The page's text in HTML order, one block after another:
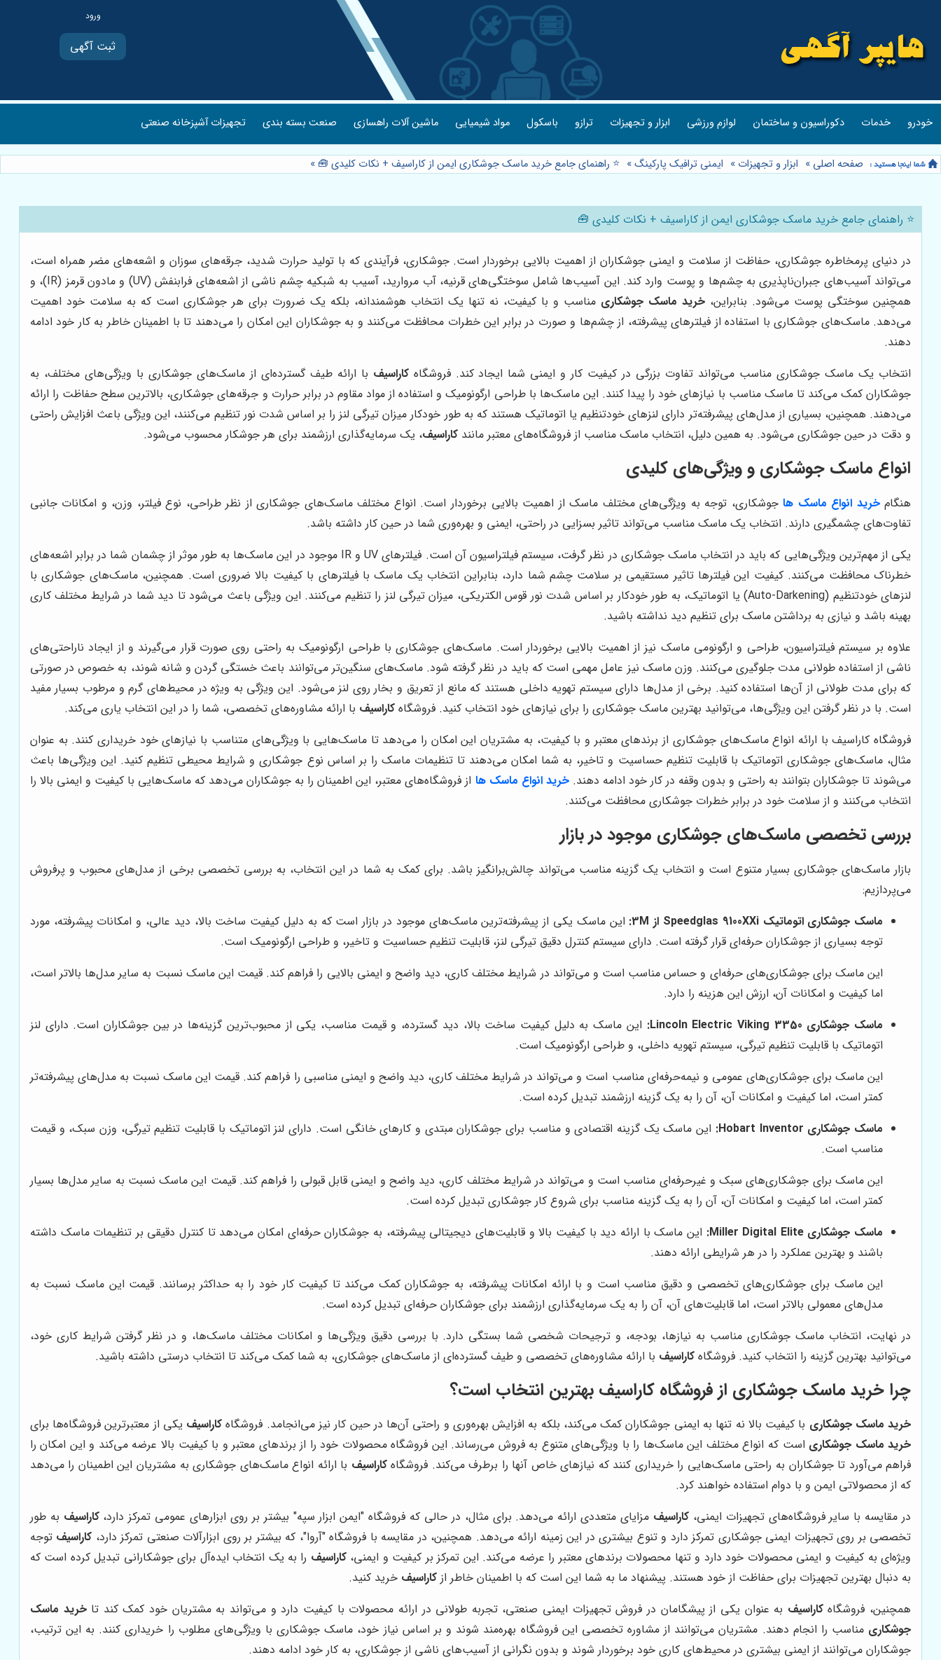
ثبت آگهی
خودرو خدمات دکوراسیون و ساختمان لوازم ورزشی ابزار و تجهیزات ترازو باسکول مواد شیمیایی ماشین آلات راهسازی صنعت بسته بندی تجهیزات آشپزخانه صنعتی
صفحه اصلی » ابزار و تجهیزات » ایمنی ترافیک پارکینگ» ⭐️ راهنمای جامع خرید ماسک جوشکاری ایمن از کاراسیف + نکات کلیدی 🧰 »
⭐️ راهنمای جامع خرید ماسک جوشکاری ایمن از کاراسیف + نکات کلیدی 🧰
در دنیای پرمخاطره جوشکاری، حفاظت از سلامت و ایمنی جوشکاران از اهمیت بالایی برخوردار است. جوشکاری، فرآیندی که با تولید حرارت شدید، جرقه‌های سوزان و اشعه‌های مضر همراه است،
می‌تواند آسیب‌های جبران‌ناپذیری به چشم‌ها و پوست وارد کند. این آسیب‌ها شامل سوختگی‌های قرنیه، آب مروارید، آسیب به شبکیه چشم ناشی از اشعه‌های فرابنفش (UV) و مادون قرمز (IR)، و
همچنین سوختگی پوست می‌شود. بنابراین، خرید ماسک جوشکاری مناسب و با کیفیت، نه تنها یک انتخاب هوشمندانه، بلکه یک ضرورت برای هر جوشکاری است که به سلامت خود اهمیت
می‌دهد. ماسک‌های جوشکاری با استفاده از فیلترهای پیشرفته، از چشم‌ها و صورت در برابر این خطرات محافظت می‌کنند و به جوشکاران این امکان را می‌دهند تا با اطمینان خاطر به کار خود ادامه
دهند.
انتخاب یک ماسک جوشکاری مناسب می‌تواند تفاوت بزرگی در کیفیت کار و ایمنی شما ایجاد کند. فروشگاهکاراسیف با ارائه طیف گسترده‌ای از ماسک‌های جوشکاری با ویژگی‌های مختلف، به
جوشکاران کمک می‌کند تا ماسک مناسب با نیازهای خود را پیدا کنند. این ماسک‌ها با طراحی ارگونومیک و استفاده از مواد مقاوم در برابر حرارت و جرقه‌های جوشکاری، بالاترین سطح حفاظت را ارائه
می‌دهند. همچنین، بسیاری از مدل‌های پیشرفته‌تر دارای لنزهای خودتنظیم یا اتوماتیک هستند که به طور خودکار میزان تیرگی لنز را بر اساس شدت نور تنظیم می‌کنند، این ویژگی باعث افزایش راحتی
و دقت در حین جوشکاری می‌شود. به همین دلیل، انتخاب ماسک مناسب از فروشگاه‌های معتبر مانند کاراسیف، یک سرمایه‌گذاری ارزشمند برای هر جوشکار محسوب می‌شود.
انواع ماسک جوشکاری و ویژگی‌های کلیدی
هنگامخرید انواع ماسک‌ هاجوشکاری، توجه به ویژگی‌های مختلف ماسک از اهمیت بالایی برخوردار است. انواع مختلف ماسک‌های جوشکاری از نظر طراحی، نوع فیلتر، وزن، و امکانات جانبی
تفاوت‌های چشمگیری دارند. انتخاب یک ماسک مناسب می‌تواند تاثیر بسزایی در راحتی، ایمنی و بهره‌وری شما در حین کار داشته باشد.
یکی از مهم‌ترین ویژگی‌هایی که باید در انتخاب ماسک جوشکاری در نظر گرفت، سیستم فیلتراسیون آن است. فیلترهای UV و IR موجود در این ماسک‌ها به طور موثر از چشمان شما در برابر اشعه‌های
خطرناک محافظت می‌کنند. کیفیت این فیلترها تاثیر مستقیمی بر سلامت چشم شما دارد، بنابراین انتخاب یک ماسک با فیلترهای با کیفیت بالا ضروری است. همچنین، ماسک‌های جوشکاری با
لنزهای خودتنظیم (Auto-Darkening) یا اتوماتیک، به طور خودکار بر اساس شدت نور قوس الکتریکی، میزان تیرگی لنز را تنظیم می‌کنند. این ویژگی باعث می‌شود تا دید شما در شرایط مختلف کاری
بهینه باشد و نیازی به برداشتن ماسک برای تنظیم دید نداشته باشید.
علاوه بر سیستم فیلتراسیون، طراحی و ارگونومی ماسک نیز از اهمیت بالایی برخوردار است. ماسک‌های جوشکاری با طراحی ارگونومیک به راحتی روی صورت قرار می‌گیرند و از ایجاد ناراحتی‌های
ناشی از استفاده طولانی مدت جلوگیری می‌کنند. وزن ماسک نیز عامل مهمی است که باید در نظر گرفته شود. ماسک‌های سنگین‌تر می‌توانند باعث خستگی گردن و شانه شوند، به خصوص در صورتی
که برای مدت طولانی از آن‌ها استفاده کنید. برخی از مدل‌ها دارای سیستم تهویه داخلی هستند که مانع از تعریق و بخار روی لنز می‌شود. این ویژگی به ویژه در محیط‌های گرم و مرطوب بسیار مفید
است. با در نظر گرفتن این ویژگی‌ها، می‌توانید بهترین ماسک جوشکاری را برای نیازهای خود انتخاب کنید. فروشگاه کاراسیف با ارائه مشاوره‌های تخصصی، شما را در این انتخاب یاری می‌کند.
فروشگاه کاراسیف با ارائه انواع ماسک‌های جوشکاری از برندهای معتبر و با کیفیت، به مشتریان این امکان را می‌دهد تا ماسک‌هایی با ویژگی‌های متناسب با نیازهای خود خریداری کنند. به عنوان
مثال، ماسک‌های جوشکاری اتوماتیک با قابلیت تنظیم حساسیت و تاخیر، به شما امکان می‌دهند تا تنظیمات ماسک را بر اساس نوع جوشکاری و شرایط محیطی تنظیم کنید. این ویژگی‌ها باعث
می‌شوند تا جوشکاران بتوانند به راحتی و بدون وقفه در کار خود ادامه دهند.خرید انواع ماسک‌ ها از فروشگاه‌های معتبر، این اطمینان را به جوشکاران می‌دهد که ماسک‌هایی با کیفیت و ایمنی بالا را
انتخاب می‌کنند و از سلامت خود در برابر خطرات جوشکاری محافظت می‌کنند.
بررسی تخصصی ماسک‌های جوشکاری موجود در بازار
بازار ماسک‌های جوشکاری بسیار متنوع است و انتخاب یک گزینه مناسب می‌تواند چالش‌برانگیز باشد. برای کمک به شما در این انتخاب، به بررسی تخصصی برخی از مدل‌های محبوب و پرفروش
می‌پردازیم:
ماسک جوشکاری اتوماتیک Speedglas 9100XXi از 3M:
این ماسک یکی از پیشرفته‌ترین ماسک‌های موجود در بازار است که به دلیل کیفیت ساخت بالا، دید عالی، و امکانات پیشرفته، مورد
توجه بسیاری از جوشکاران حرفه‌ای قرار گرفته است. دارای سیستم کنترل دقیق تیرگی لنز، قابلیت تنظیم حساسیت و تاخیر، و طراحی ارگونومیک است.
این ماسک برای جوشکاری‌های حرفه‌ای و حساس مناسب است و می‌تواند در شرایط مختلف کاری، دید واضح و ایمنی بالایی را فراهم کند. قیمت این ماسک نسبت به سایر مدل‌ها بالاتر است،
اما کیفیت و امکانات آن، ارزش این هزینه را دارد.
ماسک جوشکاری Lincoln Electric Viking 3350:
این ماسک به دلیل کیفیت ساخت بالا، دید گسترده، و قیمت مناسب، یکی از محبوب‌ترین گزینه‌ها در بین جوشکاران است. دارای لنز
اتوماتیک با قابلیت تنظیم تیرگی، سیستم تهویه داخلی، و طراحی ارگونومیک است.
این ماسک برای جوشکاری‌های عمومی و نیمه‌حرفه‌ای مناسب است و می‌تواند در شرایط مختلف کاری، دید واضح و ایمنی مناسبی را فراهم کند. قیمت این ماسک نسبت به مدل‌های پیشرفته‌تر
کمتر است، اما کیفیت و امکانات آن، آن را به یک گزینه ارزشمند تبدیل کرده است.
ماسک جوشکاری Hobart Inventor:
این ماسک یک گزینه اقتصادی و مناسب برای جوشکاران مبتدی و کارهای خانگی است. دارای لنز اتوماتیک با قابلیت تنظیم تیرگی، وزن سبک، و قیمت
مناسب است.
این ماسک برای جوشکاری‌های سبک و غیرحرفه‌ای مناسب است و می‌تواند در شرایط مختلف کاری، دید واضح و ایمنی قابل قبولی را فراهم کند. قیمت این ماسک نسبت به سایر مدل‌ها بسیار
کمتر است، اما کیفیت و امکانات آن، آن را به یک گزینه مناسب برای شروع کار جوشکاری تبدیل کرده است.
ماسک جوشکاری Miller Digital Elite:
این ماسک با ارائه دید با کیفیت بالا و قابلیت‌های دیجیتالی پیشرفته، به جوشکاران حرفه‌ای امکان می‌دهد تا کنترل دقیقی بر تنظیمات ماسک داشته
باشند و بهترین عملکرد را در هر شرایطی ارائه دهند.
این ماسک برای جوشکاری‌های تخصصی و دقیق مناسب است و با ارائه امکانات پیشرفته، به جوشکاران کمک می‌کند تا کیفیت کار خود را به حداکثر برسانند. قیمت این ماسک نسبت به
مدل‌های معمولی بالاتر است، اما قابلیت‌های آن، آن را به یک سرمایه‌گذاری ارزشمند برای جوشکاران حرفه‌ای تبدیل کرده است.
در نهایت، انتخاب ماسک جوشکاری مناسب به نیازها، بودجه، و ترجیحات شخصی شما بستگی دارد. با بررسی دقیق ویژگی‌ها و امکانات مختلف ماسک‌ها، و در نظر گرفتن شرایط کاری خود،
می‌توانید بهترین گزینه را انتخاب کنید. فروشگاه کاراسیف با ارائه مشاوره‌های تخصصی و طیف گسترده‌ای از ماسک‌های جوشکاری، به شما کمک می‌کند تا انتخاب درستی داشته باشید.
چرا خرید ماسک جوشکاری از فروشگاه کاراسیف بهترین انتخاب است؟
خرید ماسک جوشکاری با کیفیت بالا نه تنها به ایمنی جوشکاران کمک می‌کند، بلکه به افزایش بهره‌وری و راحتی آن‌ها در حین کار نیز می‌انجامد. فروشگاه کاراسیف یکی از معتبرترین فروشگاه‌ها برای
خرید ماسک جوشکاری است که انواع مختلف این ماسک‌ها را با ویژگی‌های متنوع به فروش می‌رساند. این فروشگاه محصولات خود را از برندهای معتبر و با کیفیت بالا عرضه می‌کند و این امکان را
فراهم می‌آورد تا جوشکاران به راحتی ماسک‌هایی را خریداری کنند که نیازهای خاص آنها را برطرف می‌کند. فروشگاهکاراسیف با ارائه انواع ماسک‌های جوشکاری به مشتریان این اطمینان را می‌دهد
که از محصولاتی ایمن و با دوام استفاده خواهند کرد.
در مقایسه با سایر فروشگاه‌های تجهیزات ایمنی، کاراسیف مزایای متعددی ارائه می‌دهد. برای مثال، در حالی که فروشگاه "ایمن ابزار سپه" بیشتر بر روی ابزارهای عمومی تمرکز دارد،کاراسیف به طور
تخصصی بر روی تجهیزات ایمنی جوشکاری تمرکز دارد و تنوع بیشتری در این زمینه ارائه می‌دهد. همچنین، در مقایسه با فروشگاه "آروا"، که بیشتر بر روی ابزارآلات صنعتی تمرکز دارد، کاراسیف توجه
ویژه‌ای به کیفیت و ایمنی محصولات خود دارد و تنها محصولات برندهای معتبر را عرضه می‌کند. این تمرکز بر کیفیت و ایمنی،کاراسیف را به یک انتخاب ایده‌آل برای جوشکارانی تبدیل کرده است که
به دنبال بهترین تجهیزات برای حفاظت از خود هستند. پیشنهاد ما به شما این است که با اطمینان خاطر از کاراسیف خرید کنید.
همچنین، فروشگاهکاراسیف به عنوان یکی از پیشگامان در فروش تجهیزات ایمنی صنعتی، تجربه طولانی در ارائه محصولات با کیفیت دارد و می‌تواند به مشتریان خود کمک کند تاخرید ماسک
جوشکاری مناسب را انجام دهند. مشتریان می‌توانند از مشاوره تخصصی این فروشگاه بهره‌مند شوند و بر اساس نیاز خود، ماسک جوشکاری با ویژگی‌های مطلوب را خریداری کنند. به این ترتیب،
جوشکاران می‌توانند از ایمنی بیشتری در محیط‌های کاری خود برخوردار شوند و بدون نگرانی از آسیب‌های ناشی از جوشکاری، به کار خود ادامه دهند.